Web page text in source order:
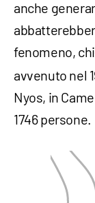
anche
fenomeno,
avvenuto nel
Nyos, in
1746 persone.